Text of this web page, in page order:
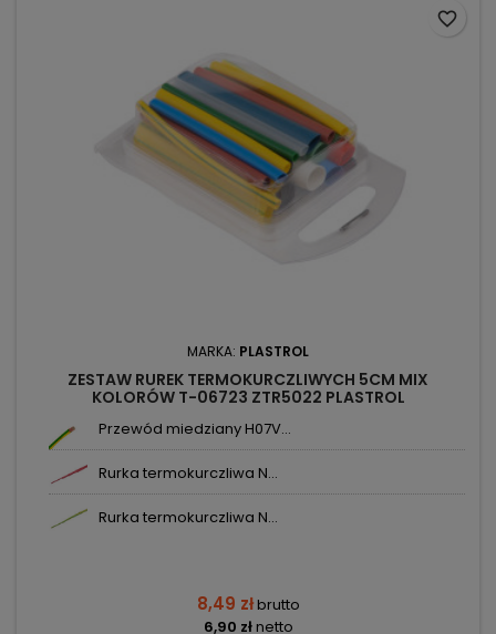
MARKA: PLASTROL
ZESTAW RUREK TERMOKURCZLIWYCH 5CM MIX
KOLORÓW T-06723 ZTR5022 PLASTROL
Przewód miedziany H07V...
Rurka termokurczliwa N...
Rurka termokurczliwa N...
8,49 złbrutto
6,90 złnetto
favorite_border